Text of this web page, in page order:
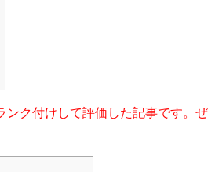
ク付けして評価した記事です。